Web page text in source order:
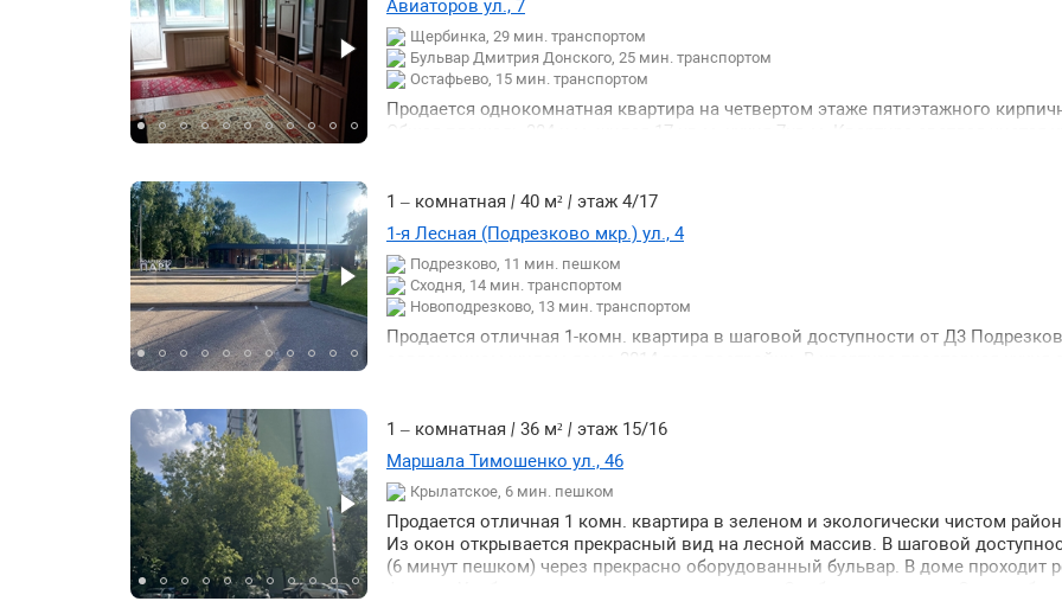
пандусом для инвалидов домофоном пассажирским лифтом. Социальная
находится в пешей доступности муниципальная школа и детский сад аптеки
магазины Магнит Пятёрочка Вкусвилл Перекрёсток а также учреждения
питания и сферы обслуживания в центре деревни Болтино находится храм
Живоначальной на берегу водохранилища расположены пляжи и яхт-клубы.
доступность: 9 км от МКАД. До ст.м. Медведково - 20 мин автобусом. До ж/д
Авиаторов ул., 7
Щербинка, 29 мин. транспортом
Бульвар Дмитрия Донского, 25 мин. транспортом
Остафьево, 15 мин. транспортом
Продается однокомнатная квартира на четвертом этаже пятиэтажного
Общая площадь 304 к.м. жилая 17 кв.м. кухня 7кв.м. Квартира светлая чистая
1 – комнатная | 40 м² | этаж 4/17
1-я Лесная (Подрезково мкр.) ул., 4
Подрезково, 11 мин. пешком
Сходня, 14 мин. транспортом
Новоподрезково, 13 мин. транспортом
Продается отличная 1-комн. квартира в шаговой доступности от Д3
современном жилом доме 2014 года постройки. В квартире просторная кухня
1 – комнатная | 36 м² | этаж 15/16
Маршала Тимошенко ул., 46
Крылатское, 6 мин. пешком
Продается отличная 1 комн. квартира в зеленом и экологически чистом
Из окон открывается прекрасный вид на лесной массив. В шаговой
(6 минут пешком) через прекрасно оборудованный бульвар. В доме проходит